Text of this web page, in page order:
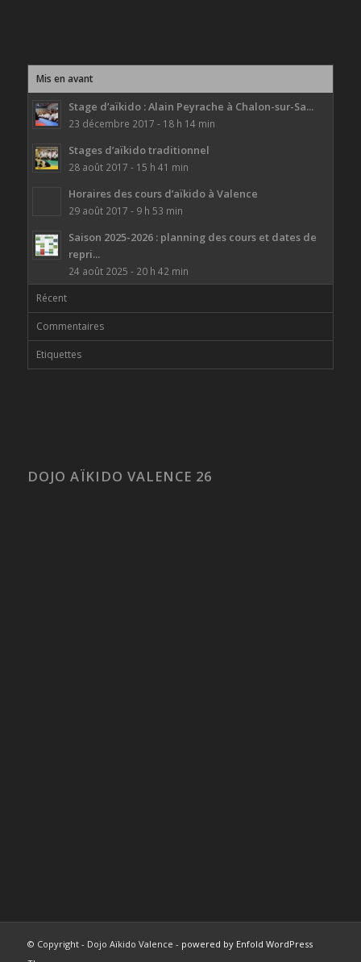
Mis en avant
Stage d’aïkido : Alain Peyrache à Chalon-sur-Sa...
23 décembre 2017 - 18 h 14 min
Stages d’aïkido traditionnel
28 août 2017 - 15 h 41 min
Horaires des cours d’aïkido à Valence
29 août 2017 - 9 h 53 min
Saison 2025-2026 : planning des cours et dates de
repri...
24 août 2025 - 20 h 42 min
Récent
Commentaires
Etiquettes
DOJO AÏKIDO VALENCE 26
© Copyright - Dojo Aïkido Valence - powered by Enfold WordPress